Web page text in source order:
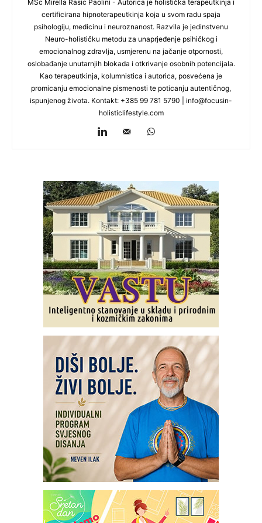
MSc Mirella Rasic Paolini - Autorica je holistička terapeutkinja i
certificirana hipnoterapeutkinja koja u svom radu spaja
psihologiju, medicinu i neuroznanost. Razvila je jedinstvenu
Neuro-holističku metodu za unaprjeđenje psihičkog i
emocionalnog zdravlja, usmjerenu na jačanje otpornosti,
oslobađanje unutarnjih blokada i otkrivanje osobnih potencijala.
Kao terapeutkinja, kolumnistica i autorica, posvećena je
promicanju emocionalne pismenosti te poticanju autentičnog,
ispunjenog života. Kontakt: +385 99 781 5790 | info@focusin-
holisticlifestyle.com